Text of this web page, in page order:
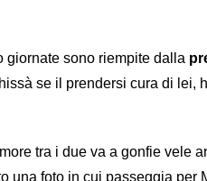
giornate sono riempite dalla
se il prendersi cura di lei,
tra i due va a gonfie vele
una foto in cui passeggia